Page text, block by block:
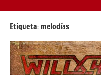
Etiqueta: melodías